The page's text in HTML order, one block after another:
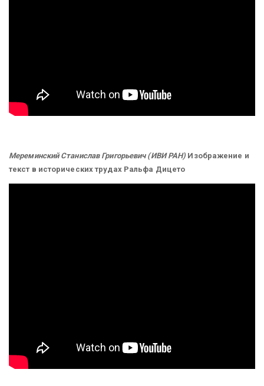
Мереминский Станислав Григорьевич (ИВИ РАН) Изображение и
текст в исторических трудах Ральфа Дицето